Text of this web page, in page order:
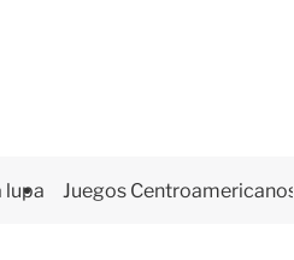
lupa Juegos Centroamericanos